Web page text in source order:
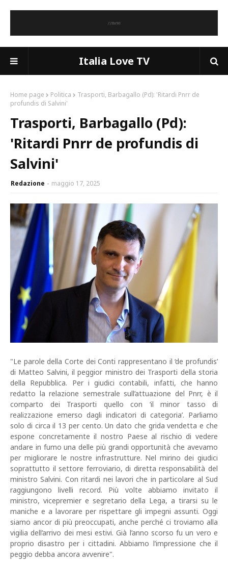
Italia Love TV
Home page Politica
Trasporti, Barbagallo (Pd): 'Ritardi Pnrr de
profundis di Salvini'
Trasporti, Barbagallo (Pd):
'Ritardi Pnrr de profundis di
Salvini'
Redazione maggio 17, 2025
"Le parole della Corte dei Conti rappresentano il ‘de profundis’
di Matteo Salvini, il peggior ministro dei Trasporti della storia
della Repubblica. Per i giudici contabili, infatti, che hanno
redatto la relazione semestrale sull’attuazione del Pnrr, è il
comparto dei Trasporti quello con ‘il minor tasso di
realizzazione emerso dagli indicatori di categoria’. Parliamo
solo di circa il 13 per cento. Un dato che grida vendetta e che
espone concretamente il nostro Paese al rischio di vedere
andare in fumo una delle più grandi opportunità che avevamo
per migliorare le nostre infrastrutture. Nel mirino dei giudici
soprattutto il settore ferroviario, di diretta responsabilità del
ministro Salvini. Con ritardi nei lavori che in particolare al Sud
raggiungono livelli record. Più volte abbiamo invitato il
ministro, vicepremier e segretario della Lega, a tirarsi su le
maniche e a lavorare per rispettare gli impegni assunti. Oggi
siamo ancor di più preoccupati, anche perché ci troviamo alla
vigilia dell’arrivo dei mesi estivi. Già l’anno scorso fu un vero e
proprio disastro per i cittadini. Abbiamo l’impressione che il
peggio debba ancora avvenire".